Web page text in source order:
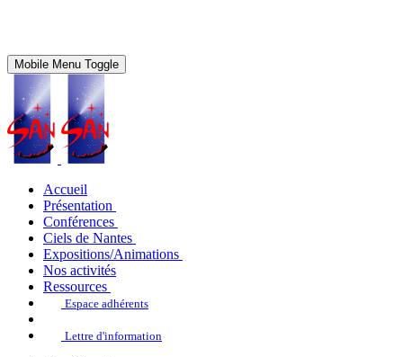
Mobile Menu Toggle
Accueil
Présentation
Conférences
Ciels de Nantes
Expositions/Animations
Nos activités
Ressources
Espace adhérents
Lettre d'information